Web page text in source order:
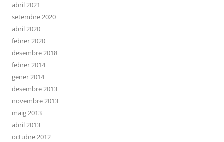
abril 2021
setembre 2020
abril 2020
febrer 2020
desembre 2018
febrer 2014
gener 2014
desembre 2013
novembre 2013
maig 2013
abril 2013
octubre 2012